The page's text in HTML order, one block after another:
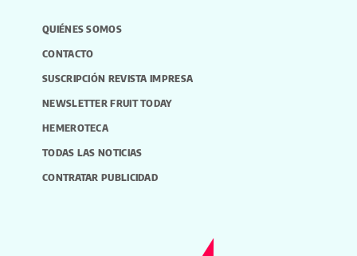
QUIÉNES SOMOS
CONTACTO
SUSCRIPCIÓN REVISTA IMPRESA
NEWSLETTER FRUIT TODAY
HEMEROTECA
TODAS LAS NOTICIAS
CONTRATAR PUBLICIDAD